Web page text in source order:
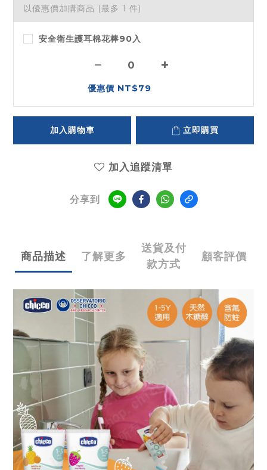
以優惠價加購商品 (最多 1 件)
安全衛生護耳棉花棒90入
優惠價 NT$79
加入購物車 立即購買
加入追蹤清單
分享到
商品描述 了解更多
送貨及付
款方式
顧客評價